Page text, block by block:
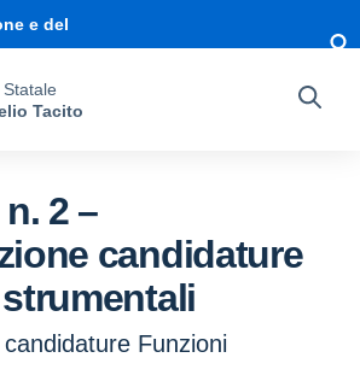
e del
Tacito
2 –
candidature
Funzioni